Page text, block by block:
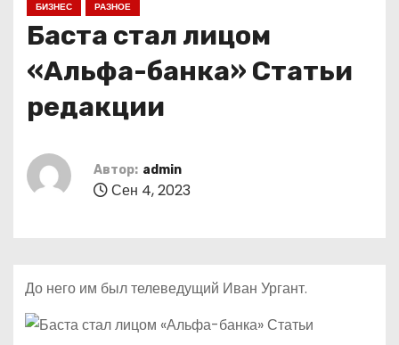
БИЗНЕС РАЗНОЕ
Баста стал лицом
«Альфа-банка» Статьи
редакции
Автор: admin
Сен 4, 2023
До него им был телеведущий Иван Ургант.